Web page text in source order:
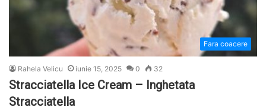
Fara coacere
Rahela Velicu iunie 15, 2025 0 32
Stracciatella Ice Cream – Inghetata
Stracciatella